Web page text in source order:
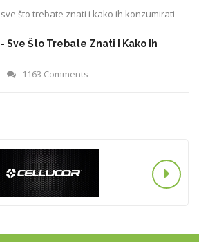
- Sve Što Trebate Znati I Kako Ih
1163 Comments